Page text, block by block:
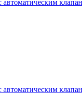
автоматическим
автоматическим